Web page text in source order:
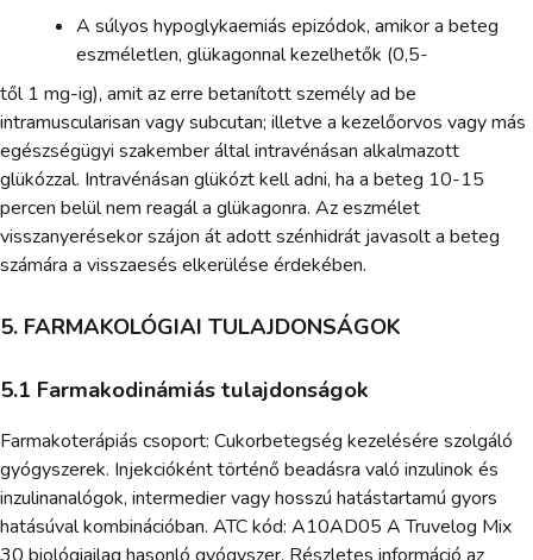
A súlyos hypoglykaemiás epizódok, amikor a beteg
eszméletlen, glükagonnal kezelhetők (0,5-
től 1 mg-ig), amit az erre betanított személy ad be
intramuscularisan vagy subcutan; illetve a kezelőorvos vagy más
egészségügyi szakember által intravénásan alkalmazott
glükózzal. Intravénásan glükózt kell adni, ha a beteg 10-15
percen belül nem reagál a glükagonra. Az eszmélet
visszanyerésekor szájon át adott szénhidrát javasolt a beteg
számára a visszaesés elkerülése érdekében.
5. FARMAKOLÓGIAI TULAJDONSÁGOK
5.1 Farmakodinámiás tulajdonságok
Farmakoterápiás csoport: Cukorbetegség kezelésére szolgáló
gyógyszerek. Injekcióként történő beadásra való inzulinok és
inzulinanalógok, intermedier vagy hosszú hatástartamú gyors
hatásúval kombinációban. ATC kód: A10AD05 A Truvelog Mix